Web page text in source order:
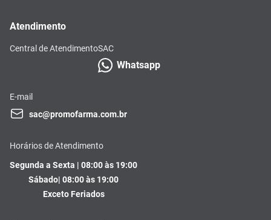
Atendimento
Central de AtendimentoSAC
Whatsapp
E-mail
sac@promofarma.com.br
Horários de Atendimento
Segunda a Sexta | 08:00 às 19:00
Sábado| 08:00 às 19:00
Exceto Feriados